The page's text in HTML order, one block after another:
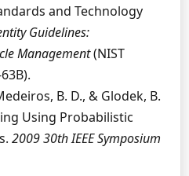
and Technology
Guidelines:
Management(NIST
B. D., & Glodek, B.
Using Probabilistic
2009 30th IEEE Symposium